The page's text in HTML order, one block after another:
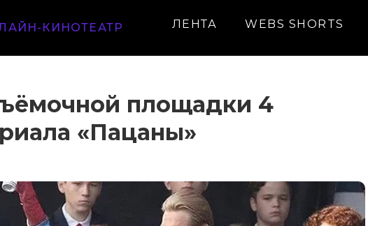
КИНОТЕАТР ЛЕНТА WEBS SHORTS
площадки 4
«Пацаны»